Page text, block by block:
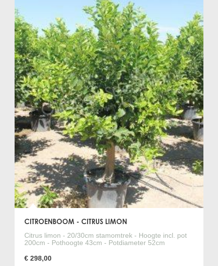
Een citrusboom kan het beste jaarlijks in het voorjaar worden
gesnoeid. Door de kruin uit te dunnen en de overige takken
terug te snoeien zal de kruin iedere zomer weer mooi vol in
het blad staan.
Moet ik de citrusboom water geven?
Omdat een citrusboom wordt geplant met hydrokorrels en
mediterraan substraat, waardoor de grond relatief snel
opdroogt, heeft de citrusboom in de lente en zomer
regelmatig water nodig. In het voorjaar geef je gemiddeld
één keer per week water, in de zomer twee of bij zeer warm
weer zelfs drie keer per week en in het najaar bouw je de
watergift af naar één keer per twee weken. In de herfst en
winter als de boom binnen staat geef je de citrusboom af en
toe water zodat de kluit altijd licht vochtig is.
Heeft een citrusboom bemesting nodig?
Zoals bij alle bomen is jaarlijks bijvoeden in het voorjaar erg
belangrijk voor een goede bladkleur, groei en algemene
gezondheid van een boom. De vorming van vruchten vraagt
extra veel energie en vandaar dat het bij vruchtbomen zoals
citrusbomen dan ook extra belangrijk dat er voldoende
Zijn de vruchten van een citrusboom eetbaar?
Ja, de vruchten van de citrusboom zijn eetbaar, maar voor
moet de zon voldoende schijnen.
CITROENBOOM - CITRUS LIMON
Citrus limon - 20/30cm stamomtrek - Hoogte incl. pot
200cm - Pothoogte 43cm - Potdiameter 52cm
€ 298,00